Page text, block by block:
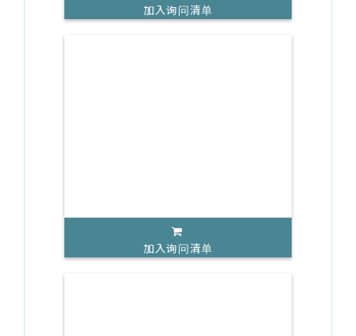
加入询问清单
加入询问清单